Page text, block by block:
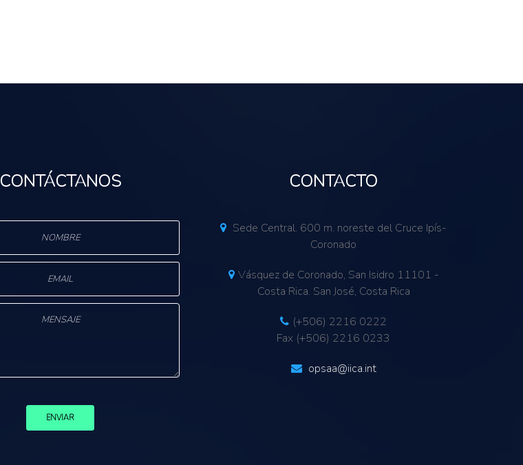
CONTÁCTANOS
ENVIAR
CONTACTO
Sede Central. 600 m. noreste del Cruce Ipís-
Coronado
Vásquez de Coronado, San Isidro 11101 -
Costa Rica. San José, Costa Rica
(+506) 2216 0222
Fax (+506) 2216 0233
opsaa@iica.int